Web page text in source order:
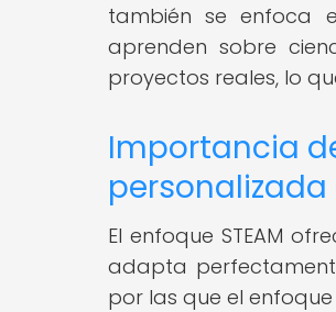
también se enfoca
aprenden sobre
proyectos reales, lo
Importancia
El enfoque STEAM
adapta
por las que el